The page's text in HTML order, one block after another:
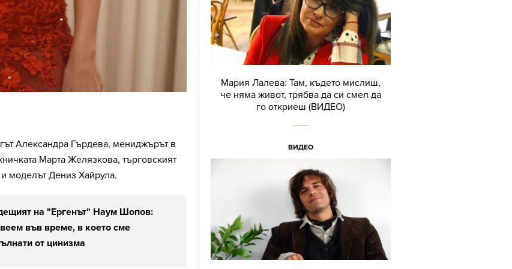
Александра Гърдева, мениджърът в
Марта Желязкова, търговският
моделът Дениз Хайрула.
на "Ергенът" Наум Шопов:
във време, в което сме
от цинизма
Мария Лалева: Там, където мислиш,
че няма живот, трябва да си смел да
го откриеш (ВИДЕО)
ВИДЕО